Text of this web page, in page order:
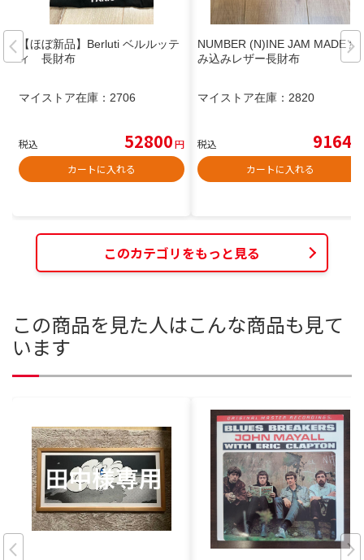
【ほぼ新品】Berluti ベルルッテ
ィ 長財布
マイストア在庫： 2706
税込 52800円
カートに入れる
NUMBER (N)INE JAM MADE 編
み込みレザー長財布
マイストア在庫： 2820
税込 9164
カートに入れる
このカテゴリをもっと見る
この商品を見た人はこんな商品も見て
います